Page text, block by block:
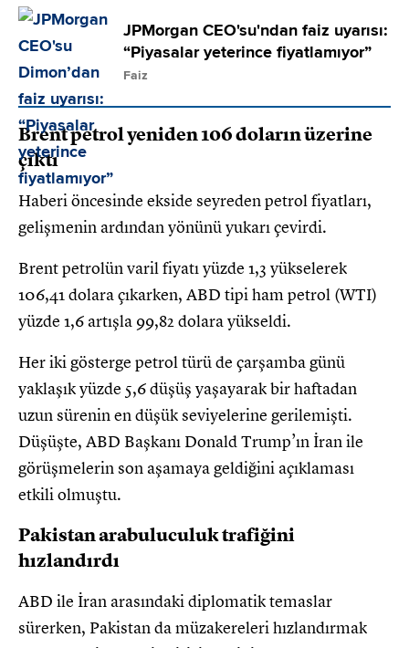
JPMorgan CEO'su'ndan faiz uyarısı:
“Piyasalar yeterince fiyatlamıyor”
Faiz
Brent petrol yeniden 106 doların üzerine
çıktı
Haberi öncesinde ekside seyreden petrol fiyatları,
gelişmenin ardından yönünü yukarı çevirdi.
Brent petrolün varil fiyatı yüzde 1,3 yükselerek
106,41 dolara çıkarken, ABD tipi ham petrol (WTI)
yüzde 1,6 artışla 99,82 dolara yükseldi.
Her iki gösterge petrol türü de çarşamba günü
yaklaşık yüzde 5,6 düşüş yaşayarak bir haftadan
uzun sürenin en düşük seviyelerine gerilemişti.
Düşüşte, ABD Başkanı Donald Trump’ın İran ile
görüşmelerin son aşamaya geldiğini açıklaması
etkili olmuştu.
Pakistan arabuluculuk trafiğini
hızlandırdı
ABD ile İran arasındaki diplomatik temaslar
sürerken, Pakistan da müzakereleri hızlandırmak